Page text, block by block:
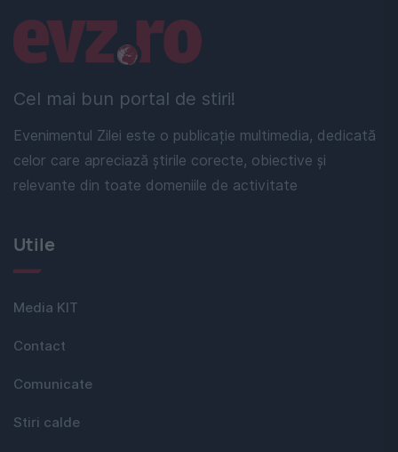
Cel mai bun portal de stiri!
Evenimentul Zilei este o publicație multimedia, dedicată
celor care apreciază știrile corecte, obiective și
relevante din toate domeniile de activitate
Linkuri utile
Utile
Media KIT
Contact
Comunicate
Stiri calde